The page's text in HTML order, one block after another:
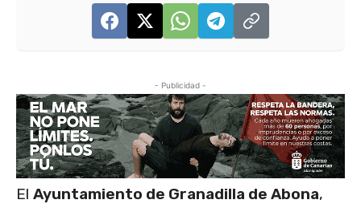
- Publicidad -
El Ayuntamiento de Granadilla de Abona,